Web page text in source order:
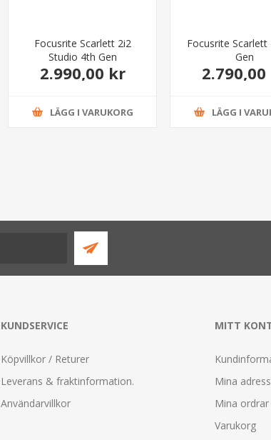
Focusrite Scarlett 2i2
Studio 4th Gen
2.990,00 kr
LÄGG I VARUKORG
Focusrite Scarlett
Gen
LÄGG I
KUNDSERVICE
Köpvillkor / Returer
Leverans & fraktinformation.
Användarvillkor
MITT
Mina
Mina ordrar
Varukorg